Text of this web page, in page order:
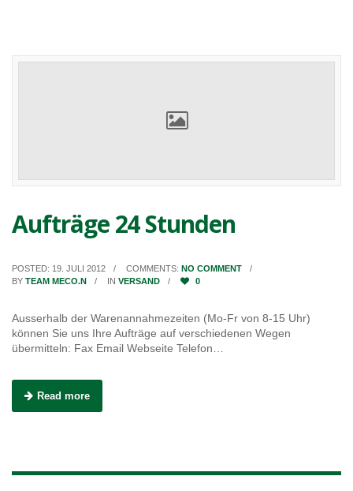
Aufträge 24 Stunden
POSTED: 19. JULI 2012 COMMENTS: NO COMMENT
BY TEAM MECO.N IN VERSAND 0
Ausserhalb der Warenannahmezeiten (Mo-Fr von 8-15 Uhr)
können Sie uns Ihre Aufträge auf verschiedenen Wegen
übermitteln: Fax Email Webseite Telefon…
Read more